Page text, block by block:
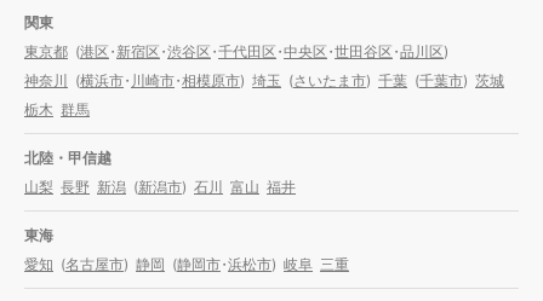
関東
東京都 (港区・新宿区・渋谷区・千代田区・中央区・世田谷区・品川区)
神奈川 (横浜市・川崎市・相模原市) 埼玉 (さいたま市) 千葉 (千葉市) 茨城
栃木 群馬
北陸・甲信越
山梨 長野 新潟 (新潟市) 石川 富山 福井
東海
愛知 (名古屋市) 静岡 (静岡市・浜松市) 岐阜 三重